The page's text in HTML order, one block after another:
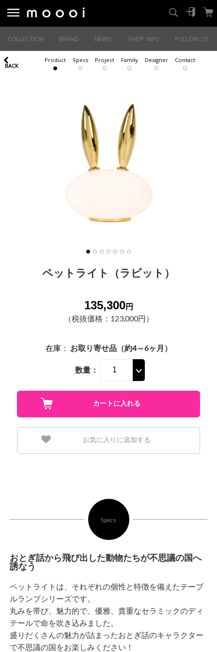
COLLECTION BRAND NEWS SHOP INFO FOLLOW US
BACK
Product Specs Project Family Designer Contact
ペットライト（ラビット）
135,300円
（税抜価格：123,000円）
在庫： お取り寄せ品（約4～6ヶ月）
数量：
お気に入りに追加する
Specs
おとぎ話から飛び出した動物たちが不思議の国へ
誘なう
ペットライトは、それぞれの個性と特徴を備えたテーブ
ルランプシリーズです。
丸みを帯び、魅力的で、優雅、貴重なセラミックのディ
テールで命を吹き込みました。
盛りだくさんの魅力が詰まったおとぎ話のキャラクター
で不思議の国をお楽しみください！